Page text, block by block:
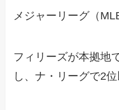
メジャーリーグ（
フィリーズが本拠地
し、ナ・リーグで2位